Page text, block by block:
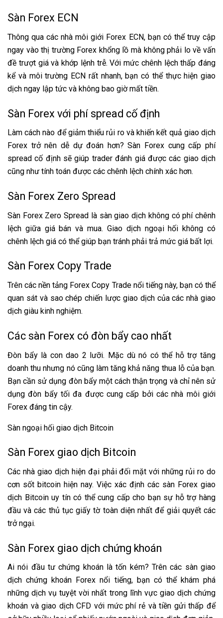
Sàn Forex ECN
Thông qua các nhà môi giới Forex ECN, bạn có thể truy cập
ngay vào thị trường Forex khổng lồ mà không phải lo về vấn
đề trượt giá và khớp lệnh trễ. Với mức chênh lệch thấp đáng
kể và môi trường ECN rất nhanh, bạn có thể thực hiện giao
dịch ngay lập tức và không bao giờ mất tiền.
Sàn Forex với phí spread cố định
Làm cách nào để giảm thiểu rủi ro và khiến kết quả giao dịch
Forex trở nên dễ dự đoán hơn? Sàn Forex cung cấp phí
spread cố định sẽ giúp trader đánh giá được các giao dịch
cũng như tính toán được các chênh lệch chính xác hơn.
Sàn Forex Zero Spread
Sàn Forex Zero Spread là sàn giao dịch không có phí chênh
lệch giữa giá bán và mua. Giao dịch ngoại hối không có
chênh lệch giá có thể giúp bạn tránh phải trả mức giá bất lợi.
Sàn Forex Copy Trade
Trên các nền tảng Forex Copy Trade nổi tiếng này, bạn có thể
quan sát và sao chép chiến lược giao dịch của các nhà giao
dịch giàu kinh nghiệm.
Các sàn Forex có đòn bẩy cao nhất
Đòn bẩy là con dao 2 lưỡi. Mặc dù nó có thể hỗ trợ tăng
doanh thu nhưng nó cũng làm tăng khả năng thua lỗ của bạn.
Bạn cần sử dụng đòn bẩy một cách thận trọng và chỉ nên sử
dụng đòn bẩy tối đa được cung cấp bởi các nhà môi giới
Forex đáng tin cậy.
Sàn ngoại hối giao dịch Bitcoin
Sàn Forex giao dịch Bitcoin
Các nhà giao dịch hiện đại phải đối mặt với những rủi ro do
cơn sốt bitcoin hiện nay. Việc xác định các sàn Forex giao
dịch Bitcoin uy tín có thể cung cấp cho bạn sự hỗ trợ hàng
đầu và các thủ tục giấy tờ toàn diện nhất để giải quyết các
trở ngại.
Sàn Forex giao dịch chứng khoán
Ai nói đầu tư chứng khoán là tốn kém? Trên các sàn giao
dịch chứng khoán Forex nổi tiếng, bạn có thể khám phá
những dịch vụ tuyệt vời nhất trong lĩnh vực giao dịch chứng
khoán và giao dịch CFD với mức phí rẻ và tiền gửi thấp để